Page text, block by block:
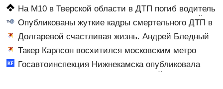
На М10 в Тверской области в ДТП погиб водитель
большегруза – Новости Твери и городов Тверской
области сегодня - Afanasy.biz – Тверские новости.
Новости Твери. Тверь ново
Опубликованы жуткие кадры смертельного ДТП в
Конаковском округе
Долгаревой счастливая жизнь. Андрей Бледный
пронзительно зачитал стихи вместо рэпа: «У меня на
душе сто и один шов — это туше»
Такер Карлсон восхитился московским метро
Госавтоинспекция Нижнекамска опубликовала
видео жесткого ДТП с участием питбайкера